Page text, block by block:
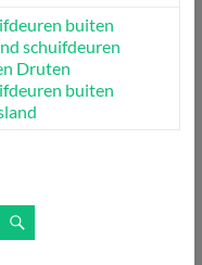
buiten
schuifdeuren
Druten
buiten